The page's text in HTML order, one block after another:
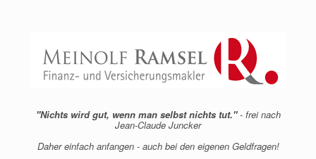
"Nichts wird gut, wenn man selbst nichts tut."- frei nach
Jean-Claude Juncker
Daher einfach anfangen - auch bei den eigenen Geldfragen!